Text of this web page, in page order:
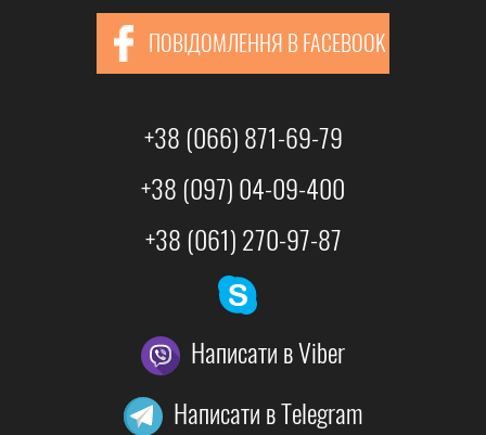
ПОВІДОМЛЕННЯ В FACEBOOK
+38 (066) 871-69-79
+38 (097) 04-09-400
+38 (061) 270-97-87
Написати в Viber
Написати в Telegram